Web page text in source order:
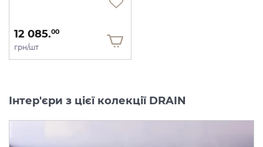
12 085.00
грн/шт
Інтер'єри з цієї колекції DRAIN